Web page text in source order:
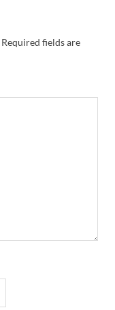
Required fields are